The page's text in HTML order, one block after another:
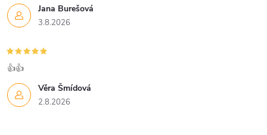
Jana Burešová
3.8.2026
Věra Šmídová
2.8.2026
👍👍